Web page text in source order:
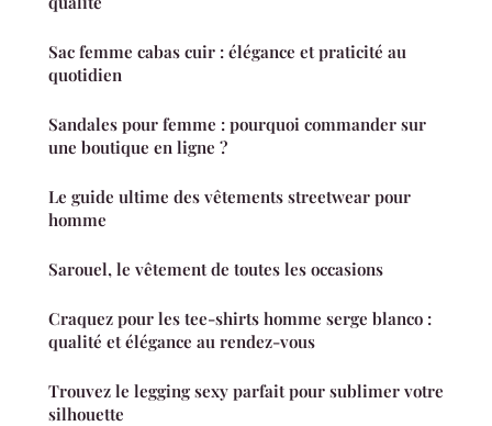
Sac femme cabas cuir : élégance et praticité au
quotidien
Sandales pour femme : pourquoi commander sur
une boutique en ligne ?
Le guide ultime des vêtements streetwear pour
homme
Sarouel, le vêtement de toutes les occasions
Craquez pour les tee-shirts homme serge blanco :
qualité et élégance au rendez-vous
Trouvez le legging sexy parfait pour sublimer votre
silhouette